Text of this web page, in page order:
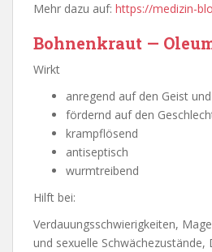
Mehr dazu auf: https://medizin-
Bohnenkraut —
Wirkt
anregend auf den Geist
fördernd auf den
krampflösend
antiseptisch
wurmtreibend
Hilft bei:
Verdauungsschwierigkeiten,
und sexuelle Schwächezustände,